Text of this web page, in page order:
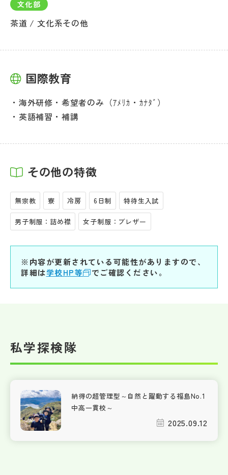
文化部
茶道 / 文化系その他
国際教育
海外研修・希望者のみ（ｱﾒﾘｶ・ｶﾅﾀﾞ）
英語補習・補講
その他の特徴
無宗教 寮 冷房 6日制 特待生入試
男子制服：詰め襟 女子制服：ブレザー
※内容が更新されている可能性がありますので、
詳細は学校HP等 でご確認ください。
私学探検隊
納得の超管理型～自然と躍動する福島No.1
中高一貫校～
2025.09.12